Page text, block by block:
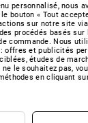
02 400 16 43
personnalisé, nous
bouton « Tout
sur notre site
procédés basés sur
commande. Nous
offres et publicités
études de
le souhaitez pas,
en cliquant